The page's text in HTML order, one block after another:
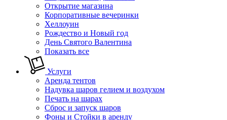
Открытие магазина
Корпоративные вечеринки
Хеллоуин
Рождество и Новый год
День Святого Валентина
Показать все
Услуги
Аренда тентов
Надувка шаров гелием и воздухом
Печать на шарах
Сброс и запуск шаров
Фоны и Стойки в аренду